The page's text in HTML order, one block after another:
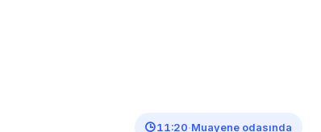
11:20·Muayene odasında